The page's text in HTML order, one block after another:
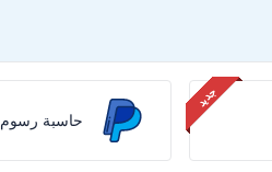
حاسبة رسوم Paypal